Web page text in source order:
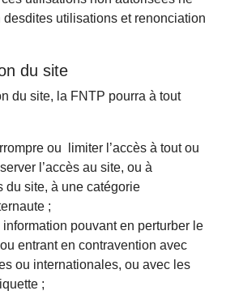
utilisations et renonciation
du site
du site, la FNTP pourra à tout
ou limiter l’accès à tout ou
l’accès au site, ou à
du site, à une catégorie
;
pouvant en perturber le
entrant en contravention avec
ou internationales, ou avec les
;